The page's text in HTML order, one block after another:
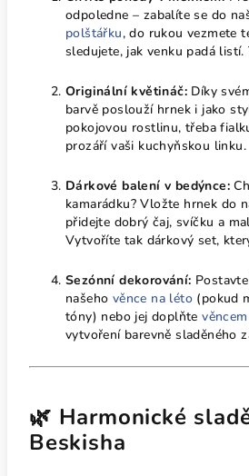
odpoledne – zabalíte se do
polštářku, do rukou vezmete
sledujete, jak venku padá
Originální květináč: Díky
barvě poslouží hrnek i jako
pokojovou rostlinu, třeba
prozáří vaši kuchyňskou linku.
Dárkové balení v bedýnce:
kamarádku? Vložte hrnek do
přidejte dobrý čaj, svíčku a
Vytvoříte tak dárkový set,
Sezónní dekorování:
našeho věnce na léto (pokud
tóny) nebo jej doplňte
vytvoření barevně sladěného
🌿 Harmonické
Beskisha